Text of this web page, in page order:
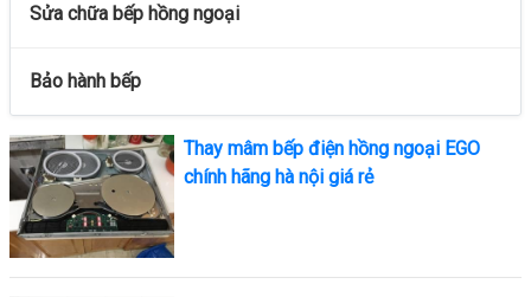
Sửa chữa bếp hồng ngoại
Bảo hành bếp
Thay mâm bếp điện hồng ngoại EGO
chính hãng hà nội giá rẻ